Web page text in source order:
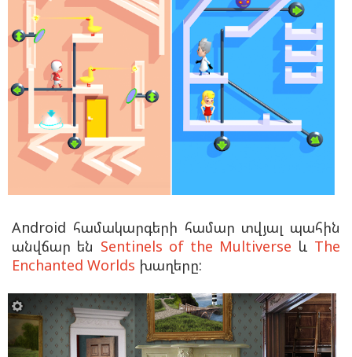
Android համակարգերի համար տվյալ պահին
անվճար են Sentinels of the Multiverse և The
Enchanted Worlds խաղերը: